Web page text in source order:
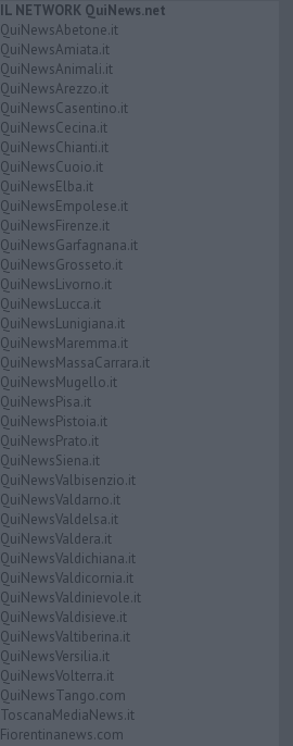
IL NETWORK QuiNews.net
QuiNewsAbetone.it
QuiNewsAmiata.it
QuiNewsAnimali.it
QuiNewsArezzo.it
QuiNewsCasentino.it
QuiNewsCecina.it
QuiNewsChianti.it
QuiNewsCuoio.it
QuiNewsElba.it
QuiNewsEmpolese.it
QuiNewsFirenze.it
QuiNewsGarfagnana.it
QuiNewsGrosseto.it
QuiNewsLivorno.it
QuiNewsLucca.it
QuiNewsLunigiana.it
QuiNewsMaremma.it
QuiNewsMassaCarrara.it
QuiNewsMugello.it
QuiNewsPisa.it
QuiNewsPistoia.it
QuiNewsPrato.it
QuiNewsSiena.it
QuiNewsValbisenzio.it
QuiNewsValdarno.it
QuiNewsValdelsa.it
QuiNewsValdera.it
QuiNewsValdichiana.it
QuiNewsValdicornia.it
QuiNewsValdinievole.it
QuiNewsValdisieve.it
QuiNewsValtiberina.it
QuiNewsVersilia.it
QuiNewsVolterra.it
QuiNewsTango.com
ToscanaMediaNews.it
Fiorentinanews.com